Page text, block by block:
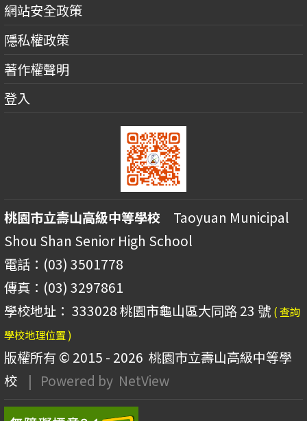
網站安全政策
隱私權政策
著作權聲明
登入
桃園市立壽山高級中等學校 Taoyuan Municipal
Shou Shan Senior High School
電話：(03) 3501778
傳真：(03) 3297861
學校地址： 333028 桃園市龜山區大同路 23 號 ( 查詢
學校地理位置 )
版權所有 © 2015 - 2026 桃園市立壽山高級中等學
校
| Powered by NetView